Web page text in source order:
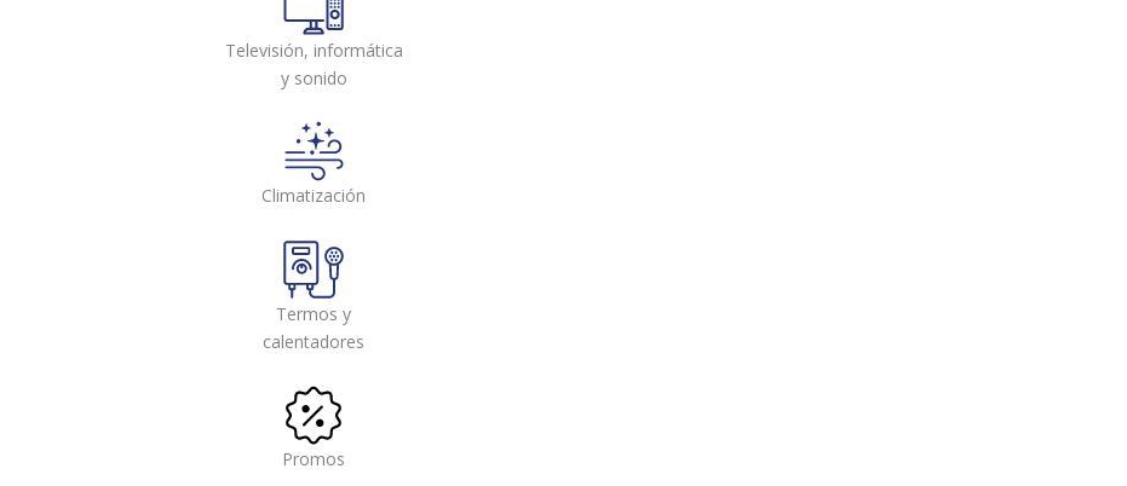
Televisión, informática
y sonido
Climatización
Termos y
calentadores
Promos